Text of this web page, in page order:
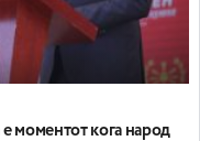
моментот кога народ